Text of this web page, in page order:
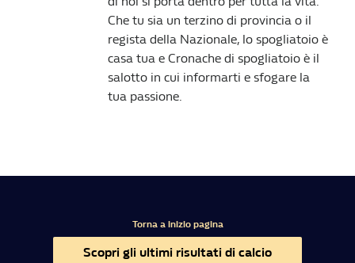
Che tu sia un terzino di provincia o il
regista della Nazionale, lo spogliatoio è
casa tua e Cronache di spogliatoio è il
salotto in cui informarti e sfogare la
tua passione.
Torna a inizio pagina
Scopri gli ultimi risultati di calcio